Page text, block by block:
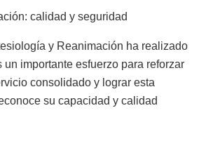
calidad y seguridad
y Reanimación ha realizado
un importante esfuerzo para reforzar
consolidado y lograr esta
su capacidad y calidad